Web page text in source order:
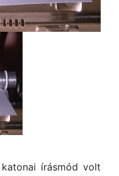
írásmód volt